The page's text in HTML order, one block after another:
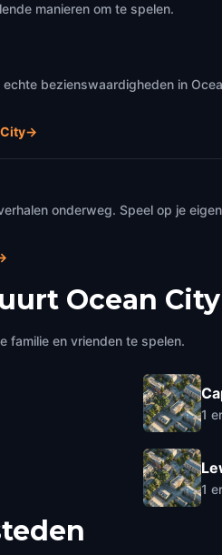
manieren om te spelen.
bezienswaardigheden in
→
onderweg. Speel op je
Ocean City
familie en vrienden te spelen.
1
1